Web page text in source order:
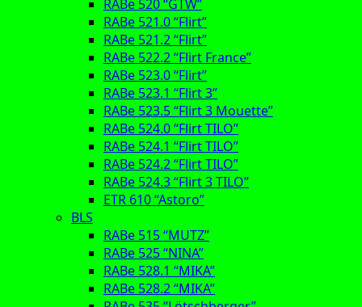
RABe 520 “GTW”
RABe 521.0 “Flirt”
RABe 521.2 “Flirt”
RABe 522.2 “Flirt France”
RABe 523.0 “Flirt”
RABe 523.1 “Flirt 3”
RABe 523.5 “Flirt 3 Mouette”
RABe 524.0 “Flirt TILO”
RABe 524.1 “Flirt TILO”
RABe 524.2 “Flirt TILO”
RABe 524.3 “Flirt 3 TILO”
ETR 610 “Astoro”
BLS
RABe 515 “MUTZ”
RABe 525 “NINA”
RABe 528.1 “MIKA”
RABe 528.2 “MIKA”